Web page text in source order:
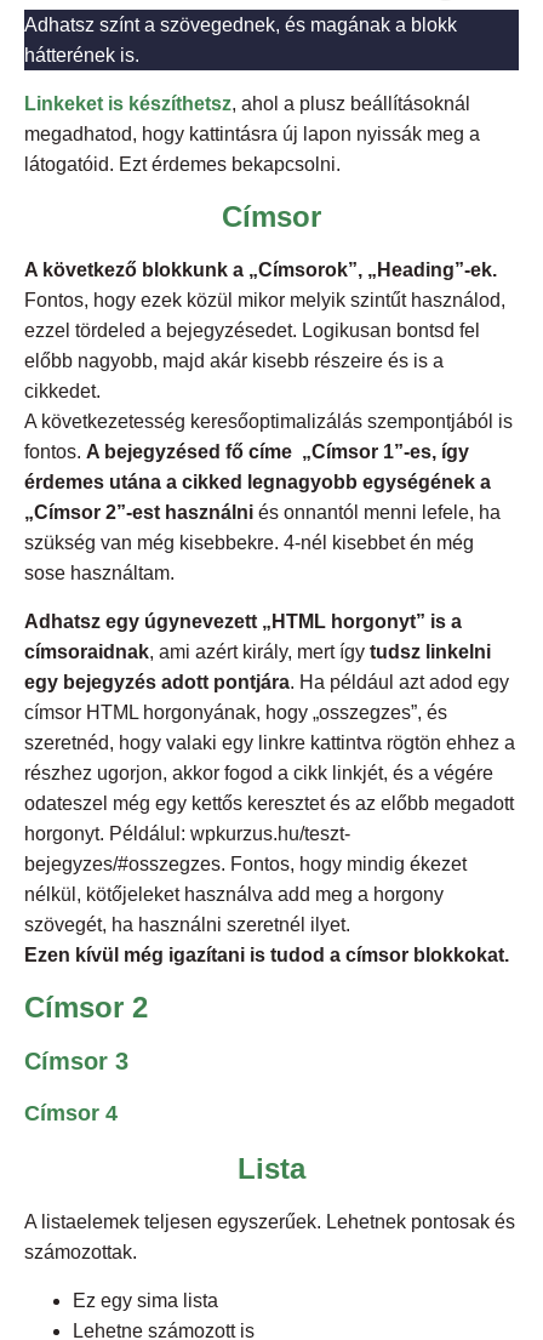
Adhatsz színt a szövegednek, és magának a blokk
hátterének is.
Linkeket is készíthetsz, ahol a plusz beállításoknál
megadhatod, hogy kattintásra új lapon nyissák meg a
látogatóid. Ezt érdemes bekapcsolni.
Címsor
A következő blokkunk a „Címsorok”, „Heading”-ek.
Fontos, hogy ezek közül mikor melyik szintűt használod,
ezzel tördeled a bejegyzésedet. Logikusan bontsd fel
előbb nagyobb, majd akár kisebb részeire és is a
cikkedet.
A következetesség keresőoptimalizálás szempontjából is
fontos. A bejegyzésed fő címe „Címsor 1”-es, így
érdemes utána a cikked legnagyobb egységének a
„Címsor 2”-est használni és onnantól menni lefele, ha
szükség van még kisebbekre. 4-nél kisebbet én még
sose használtam.
Adhatsz egy úgynevezett „HTML horgonyt” is a
címsoraidnak, ami azért király, mert így tudsz linkelni
egy bejegyzés adott pontjára. Ha például azt adod egy
címsor HTML horgonyának, hogy „osszegzes”, és
szeretnéd, hogy valaki egy linkre kattintva rögtön ehhez a
részhez ugorjon, akkor fogod a cikk linkjét, és a végére
odateszel még egy kettős keresztet és az előbb megadott
horgonyt. Példálul: wpkurzus.hu/teszt-
bejegyzes/#osszegzes. Fontos, hogy mindig ékezet
nélkül, kötőjeleket használva add meg a horgony
szövegét, ha használni szeretnél ilyet.
Ezen kívül még igazítani is tudod a címsor blokkokat.
Címsor 2
Címsor 3
Címsor 4
Lista
A listaelemek teljesen egyszerűek. Lehetnek pontosak és
számozottak.
Ez egy sima lista
Lehetne számozott is